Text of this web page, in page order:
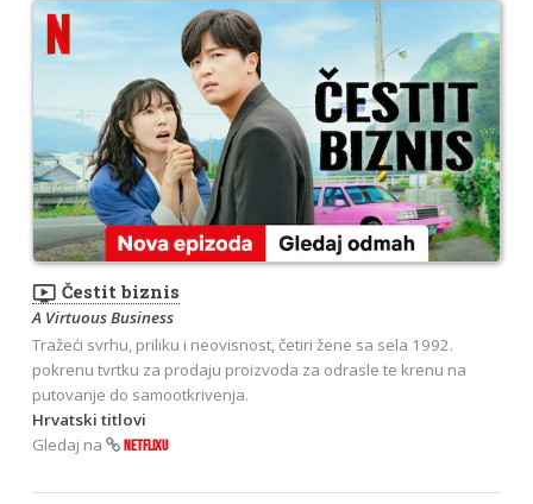
ondemand_video Čestit biznis
A Virtuous Business
Tražeći svrhu, priliku i neovisnost, četiri žene sa sela 1992.
pokrenu tvrtku za prodaju proizvoda za odrasle te krenu na
putovanje do samootkrivenja.
Hrvatski titlovi
Gledaj na
NETFLIXU